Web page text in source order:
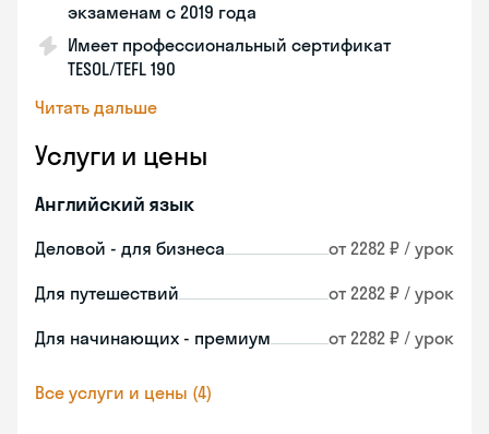
экзаменам с 2019 года
Имеет профессиональный сертификат
TESOL/TEFL 190
Читать дальше
Услуги и цены
Английский язык
Деловой - для бизнеса от 2282 ₽ / урок
Для путешествий от 2282 ₽ / урок
Для начинающих - премиум от 2282 ₽ / урок
Все услуги и цены (4)